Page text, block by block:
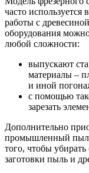
часто
работы с
оборудования
любой сложности:
выпускают
материалы –
и иной
с помощью
зарезать
Дополнительно
промышленный
того, чтобы
заготовки пыль и